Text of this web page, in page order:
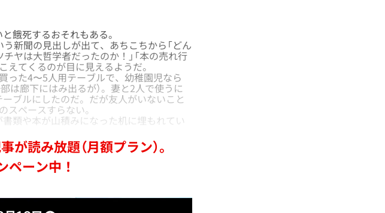
餓死するおそれもある。
新聞の見出しが出て、あちこちから「どん
ヤは大哲学者だったのか！」「本の売れ行
えてくるのが目に見えるようだ。
った4〜5人用テーブルで、幼稚園児なら
は廊下にはみ出るが）。妻と2人で使うに
ブルにしたのだ。だが友人がいないこと
ペースすらない。
類や本が山積みになった机に埋もれてい
読み放題（月額プラン）。
ペーン中！